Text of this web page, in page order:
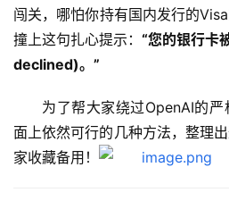
闯关，哪怕你持有国内发行的
撞上这句扎心提示： “您的银行卡
declined)。”
为了帮大家绕过OpenAI的
面上依然可行的几种方法，整理
家收藏备用！